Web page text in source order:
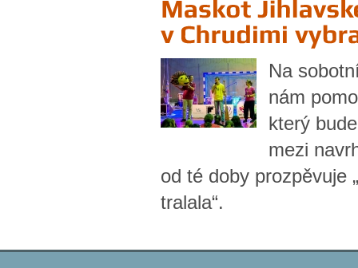
Na
nám
který
mezi
od té doby
tralala“.